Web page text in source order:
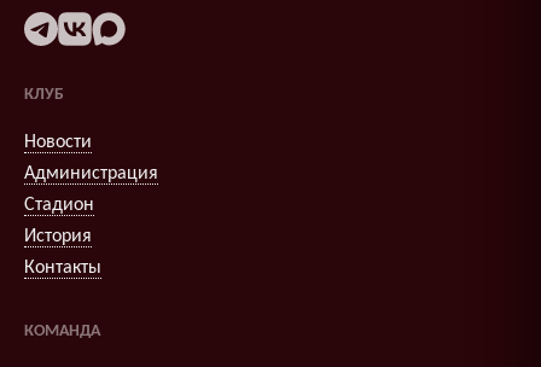
КЛУБ
Новости
Администрация
Стадион
История
Контакты
КОМАНДА